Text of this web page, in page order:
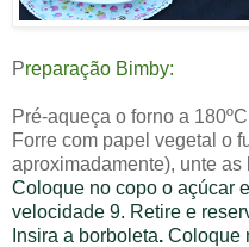
Preparação Bimby:
Pré-aqueça o forno a
Forre com papel vegetal o
aproximadamente), unte
Coloque no copo o açúcar
velocidade 9. Retire e
Insira a borboleta. Coloque